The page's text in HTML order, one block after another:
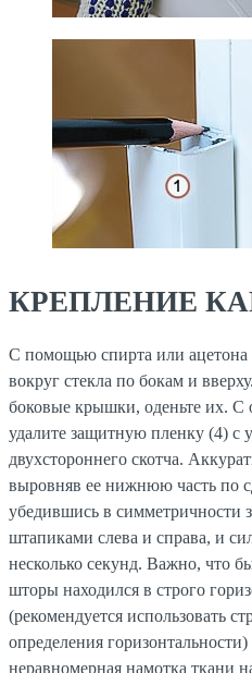
КРЕПЛЕНИЕ
С помощью спирта или ацетона
вокруг стекла по бокам и
боковые крышки, оденьте их. С
удалите защитную пленку (4) с
двухстороннего скотча.
выровняв ее нижнюю часть по
убедившись в симметричности
штапиками слева и справа, и
несколько секунд. Важно, что
шторы находился в строго
(рекомендуется использовать
определения
неравномерная намотка ткани